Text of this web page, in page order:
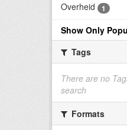
Overheid
1
Show Only
Tags
There are no
search
Formats